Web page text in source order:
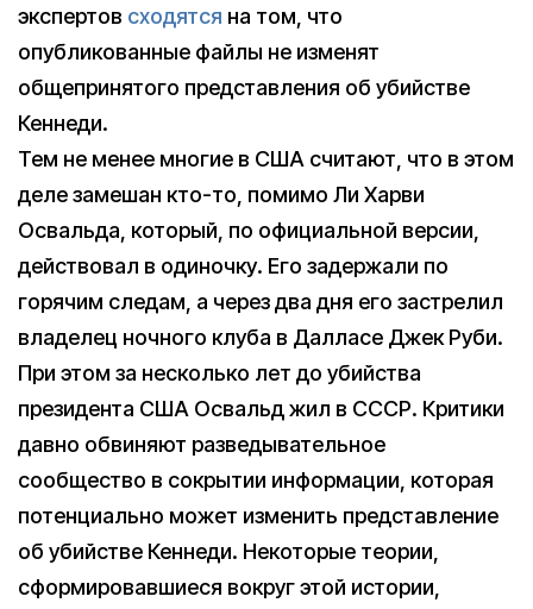
экспертов сходятся на том, что
опубликованные файлы не изменят
общепринятого представления об убийстве
Кеннеди.
Тем не менее многие в США считают, что в этом
деле замешан кто-то, помимо Ли Харви
Освальда, который, по официальной версии,
действовал в одиночку. Его задержали по
горячим следам, а через два дня его застрелил
владелец ночного клуба в Далласе Джек Руби.
При этом за несколько лет до убийства
президента США Освальд жил в СССР. Критики
давно обвиняют разведывательное
сообщество в сокрытии информации, которая
потенциально может изменить представление
об убийстве Кеннеди. Некоторые теории,
сформировавшиеся вокруг этой истории,